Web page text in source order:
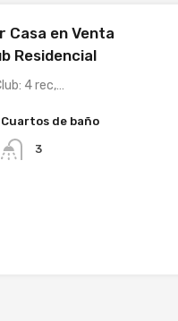
Casa en Venta
Residencial
4 rec,…
Cuartos de baño
3